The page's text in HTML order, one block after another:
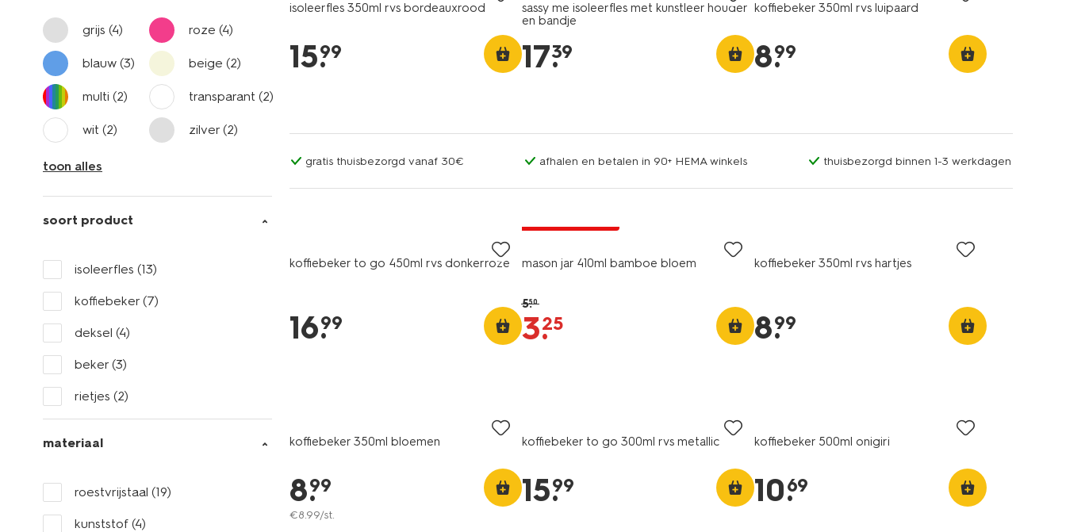
grijs (4) roze(4)
blauw (3) beige(2)
multi (2) transparant(2)
wit (2) zilver(2)
toon alles
soort product
isoleerfles (13)
koffiebeker (7)
deksel (4)
beker (3)
rietjes (2)
materiaal
roestvrijstaal (19)
kunststof (4)
isoleerfles 350ml rvs bordeauxrood
15.
99
sassy me isoleerfles met kunstleer houder
en bandje
17.
39
koffiebeker 350ml rvs luipaard
8.
99
gratis thuisbezorgd vanaf 30€ afhalen en betalen in 90+ HEMA winkels thuisbezorgd binnen 1-3 werkdagen
koffiebeker to go 450ml rvs donkerroze
16.
99
mason jar 410ml bamboe bloem
5.50
3.
25
koffiebeker 350ml rvs hartjes
8.
99
koffiebeker 350ml bloemen
8.
99
€8.99/st.
koffiebeker to go 300ml rvs metallic
15.
99
koffiebeker 500ml onigiri
10.
69